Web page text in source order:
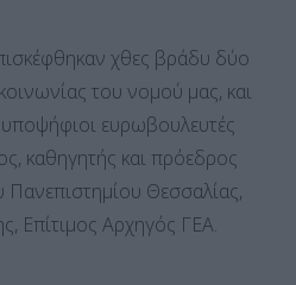
χθες βράδυ δύο
του νομού μας, και
ευρωβουλευτές
καθηγητής και πρόεδρος
Πανεπιστημίου Θεσσαλίας,
Επίτιμος Αρχηγός ΓΕΑ.